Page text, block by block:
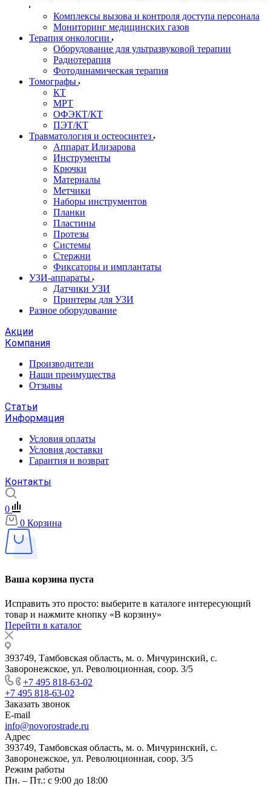
Комплексы вызова и контроля доступа персонала
Мониторинг медицинских газов
Терапия онкологии
Оборудование для ультразвуковой терапии
Радиотерапия
Фотодинамическая терапия
Томографы
КТ
МРТ
ОФЭКТ/КТ
ПЭТ/КТ
Травматология и остеосинтез
Аппарат Илизарова
Инструменты
Крючки
Материалы
Метчики
Наборы инструментов
Планки
Пластины
Протезы
Системы
Стержни
Фиксаторы и имплантаты
УЗИ-аппараты
Датчики УЗИ
Принтеры для УЗИ
Разное оборудование
Акции
Компания
Производители
Наши преимущества
Отзывы
Статьи
Информация
Условия оплаты
Условия доставки
Гарантия и возврат
Контакты
0
0 Корзина
Ваша корзина пуста
Исправить это просто: выберите в каталоге интересующий
товар и нажмите кнопку «В корзину»
Перейти в каталог
393749, Тамбовская область, м. о. Мичуринский, с.
Заворонежское, ул. Революционная, соор. 3/5
+7 495 818-63-02
+7 495 818-63-02
Заказать звонок
E-mail
info@novorostrade.ru
Адрес
393749, Тамбовская область, м. о. Мичуринский, с.
Заворонежское, ул. Революционная, соор. 3/5
Режим работы
Пн. – Пт.: с 9:00 до 18:00